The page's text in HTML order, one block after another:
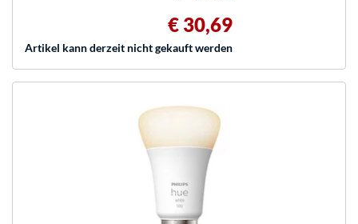
€ 30,69
Artikel kann derzeit nicht gekauft werden